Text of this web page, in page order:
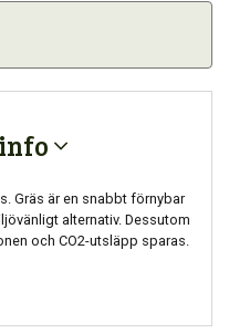
Gräs är en snabbt förnybar
alternativ. Dessutom
och CO2-utsläpp sparas.